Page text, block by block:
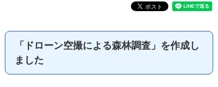
「ドローン空撮による森林調査」を作成し
ました